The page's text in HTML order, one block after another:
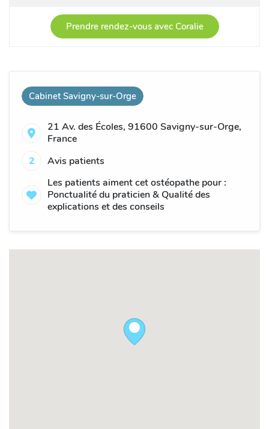
Cabinet Savigny-sur-Orge
21 Av. des Écoles, 91600 Savigny-sur-Orge,
France
2
Avis patients
Les patients aiment cet ostéopathe pour :
Ponctualité du praticien & Qualité des
explications et des conseils
Prendre rendez-vous avec Coralie